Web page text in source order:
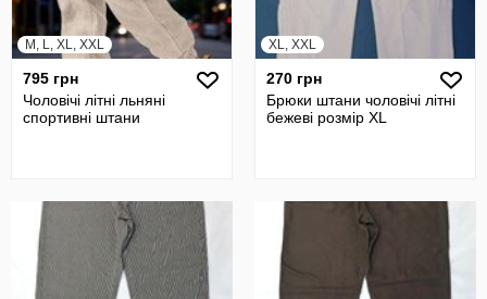
M, L, XL, XXL
795 грн
Чоловічі літні льняні
спортивні штани
XL, XXL
270 грн
Брюки штани чоловічі літні
бежеві розмір XL